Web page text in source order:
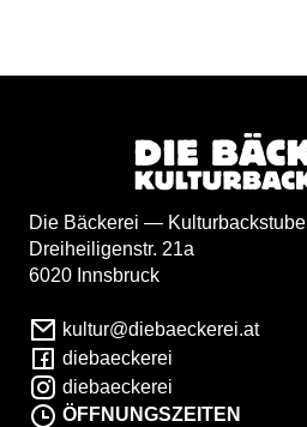
Die Bäckerei — Kulturbackstube
Dreiheiligenstr. 21a
6020 Innsbruck
kultur@diebaeckerei.at
diebaeckerei
diebaeckerei
ÖFFNUNGSZEITEN